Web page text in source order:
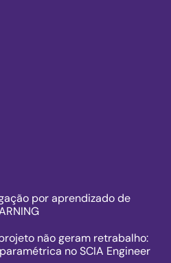
por aprendizado de
não geram retrabalho:
no SCIA Engineer